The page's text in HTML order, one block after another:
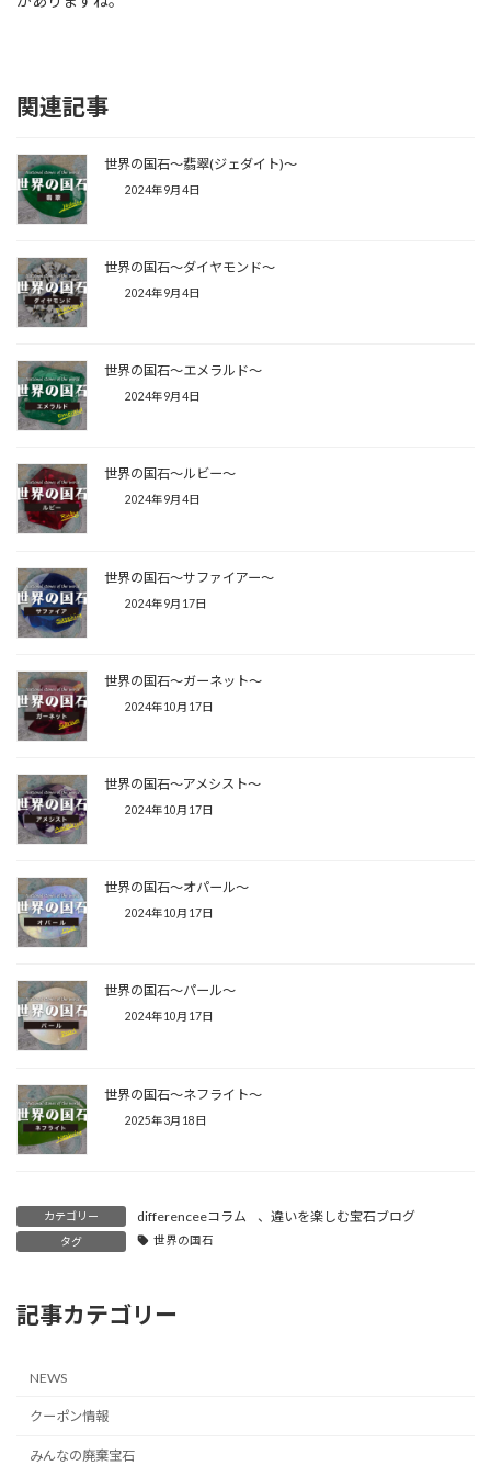
関連記事
世界の国石〜翡翠(ジェダイト)〜
2024年9月4日
世界の国石〜ダイヤモンド〜
2024年9月4日
世界の国石〜エメラルド〜
2024年9月4日
世界の国石〜ルビー〜
2024年9月4日
世界の国石〜サファイアー〜
2024年9月17日
世界の国石〜ガーネット〜
2024年10月17日
世界の国石〜アメシスト〜
2024年10月17日
世界の国石〜オパール〜
2024年10月17日
世界の国石〜パール〜
2024年10月17日
世界の国石〜ネフライト〜
2025年3月18日
カテゴリー differenceeコラム 、 違いを楽しむ宝石ブログ
タグ 世界の国石
記事カテゴリー
NEWS
クーポン情報
みんなの廃棄宝石